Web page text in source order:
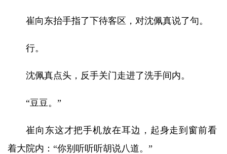
崔向东抬手指了下待客区，对沈佩真说了句。
行。
沈佩真点头，反手关门走进了洗手间内。
“豆豆。”
崔向东这才把手机放在耳边，起身走到窗前看
着大院内：“你别听听听胡说八道。”